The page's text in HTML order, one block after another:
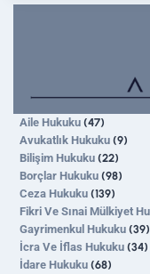
Aile Hukuku (47)
Avukatlık Hukuku (9)
Bilişim Hukuku (22)
Borçlar Hukuku (98)
Ceza Hukuku (139)
Fikri Ve Sınai Mülkiyet
Gayrimenkul Hukuku (39)
İcra Ve İflas Hukuku (34)
İdare Hukuku (68)